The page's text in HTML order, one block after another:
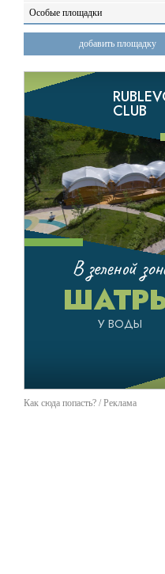
Особые площадки
добавить площадку
Как сюда попасть? / Реклама